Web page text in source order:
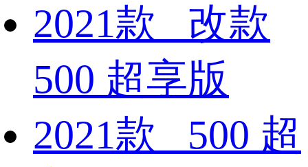
2021款 改款
500 超享版
2021款 500 超